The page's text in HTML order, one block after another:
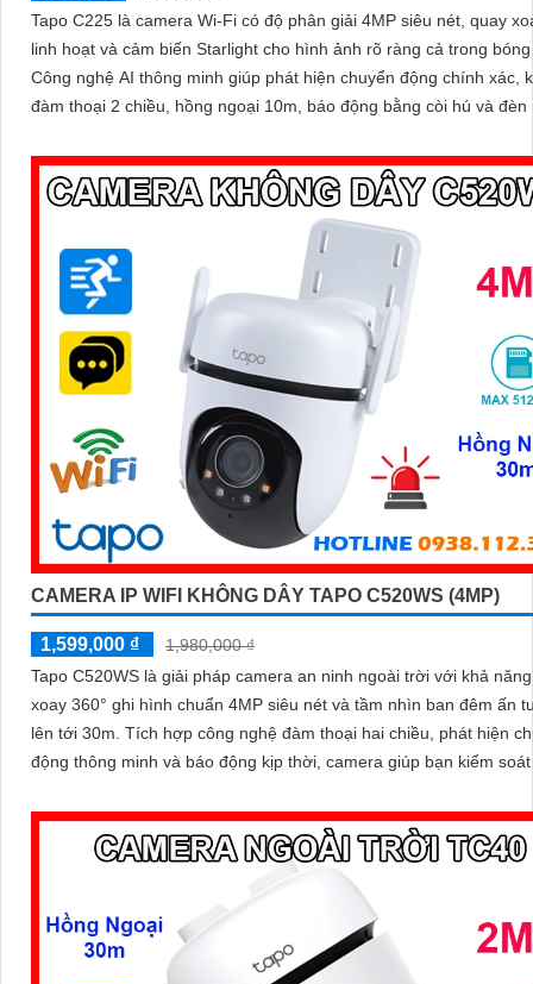
Tapo C225 là camera Wi-Fi có độ phân giải 4MP siêu nét, quay
linh hoạt và cảm biến Starlight cho hình ảnh rõ ràng cả trong
Công nghệ AI thông minh giúp phát hiện chuyển động chính xác,
đàm thoại 2 chiều, hồng ngoại 10m, báo động bằng còi hú và đèn
512GB lưu trữ lâu dài
CAMERA IP WIFI KHÔNG DÂY TAPO C520WS (4MP)
1,599,000 ₫
1,980,000 ₫
Tapo C520WS là giải pháp camera an ninh ngoài trời với khả
xoay 360° ghi hình chuẩn 4MP siêu nét và tầm nhìn ban đêm ấn
lên tới 30m. Tích hợp công nghệ đàm thoại hai chiều, phát hiện chuyển
động thông minh và báo động kịp thời, camera giúp bạn kiểm